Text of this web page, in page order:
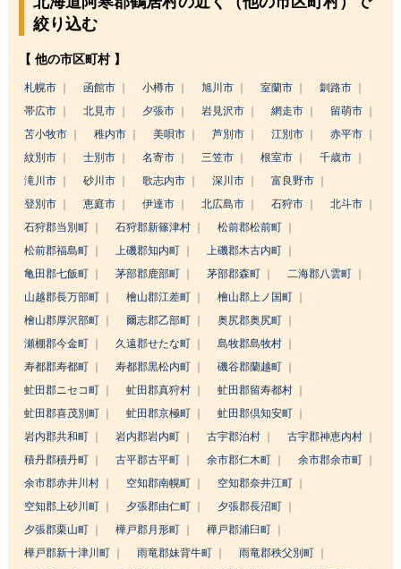
絞り込む
【 他の市区町村 】
札幌市 函館市 小樽市 旭川市 室蘭市
釧路市
帯広市
北見市 夕張市 岩見沢市 網走市
留萌市
苫小牧市
稚内市 美唄市 芦別市 江別市
赤平市
紋別市
士別市 名寄市 三笠市 根室市
千歳市
滝川市
砂川市 歌志内市 深川市
富良野市
登別市
恵庭市 伊達市 北広島市 石狩市
北斗市
石狩郡当別町
石狩郡新篠津村
松前郡松前町
松前郡福島町
上磯郡知内町
上磯郡木古内町
亀田郡七飯町
茅部郡鹿部町 茅部郡森町
二海郡八雲町
山越郡長万部町
檜山郡江差町
檜山郡上ノ国町
檜山郡厚沢部町
爾志郡乙部町
奥尻郡奥尻町
瀬棚郡今金町
久遠郡せたな町
島牧郡島牧村
寿都郡寿都町
寿都郡黒松内町
磯谷郡蘭越町
虻田郡ニセコ町
虻田郡真狩村
虻田郡留寿都村
虻田郡喜茂別町
虻田郡京極町
虻田郡倶知安町
岩内郡共和町
岩内郡岩内町 古宇郡泊村
古宇郡神恵内村
積丹郡積丹町
古平郡古平町 余市郡仁木町
余市郡余市町
余市郡赤井川村
空知郡南幌町
空知郡奈井江町
空知郡上砂川町
夕張郡由仁町
夕張郡長沼町
夕張郡栗山町
樺戸郡月形町
樺戸郡浦臼町
樺戸郡新十津川町
雨竜郡妹背牛町
雨竜郡秩父別町